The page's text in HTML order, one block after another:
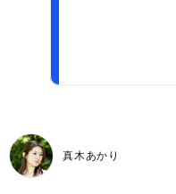
真木あかり